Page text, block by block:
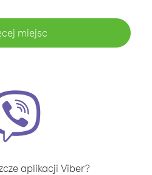
miejsc
aplikacji Viber?